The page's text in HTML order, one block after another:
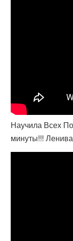
Научила Всех
минуты!!!